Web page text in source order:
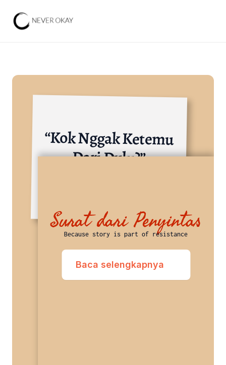
“Kok Nggak Ketemu
Dari Dulu?”
Surat dari Penyintas
Because story is part of resistance
Baca selengkapnya